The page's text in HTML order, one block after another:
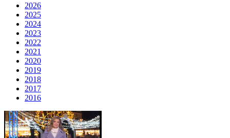
2026
2025
2024
2023
2022
2021
2020
2019
2018
2017
2016